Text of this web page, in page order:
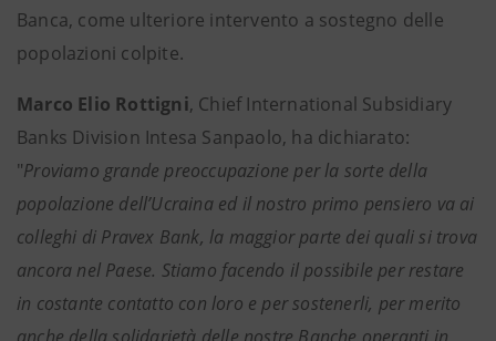
Banca, come ulteriore intervento a sostegno delle
popolazioni colpite.
Marco Elio Rottigni, Chief International Subsidiary
Banks Division Intesa Sanpaolo, ha dichiarato:
"Proviamo grande preoccupazione per la sorte della
popolazione dell’Ucraina ed il nostro primo pensiero va ai
colleghi di Pravex Bank, la maggior parte dei quali si trova
ancora nel Paese. Stiamo facendo il possibile per restare
in costante contatto con loro e per sostenerli, per merito